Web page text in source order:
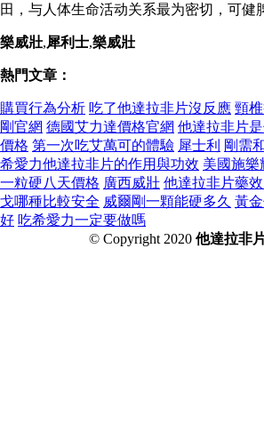
田，与人体生命活动关系最为密切，可
樂威壯,犀利士,樂威壯
熱門文章：
購買行為分析 吃了他達拉非片沒反應 頸
剛官網 德國艾力達價格官網 他達拉非片
價格 第一次吃艾萬可的體驗 犀士利 剛需
希愛力他達拉非片的作用與功效 美國施樂
一粒硬八天價格 廣西威壯 他達拉非片藥效
戈哪種比較安全 威爾剛一顆能硬多久 黃
好 吃希愛力一定要做嗎
© Copyright 2020 他達拉非